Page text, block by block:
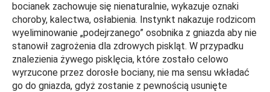
bocianek zachowuje się nienaturalnie, wykazuje oznaki
choroby, kalectwa, osłabienia. Instynkt nakazuje rodzicom
wyeliminowanie „podejrzanego” osobnika z gniazda aby nie
stanowił zagrożenia dla zdrowych piskląt. W przypadku
znalezienia żywego pisklęcia, które zostało celowo
wyrzucone przez dorosłe bociany, nie ma sensu wkładać
go do gniazda, gdyż zostanie z pewnością usunięte